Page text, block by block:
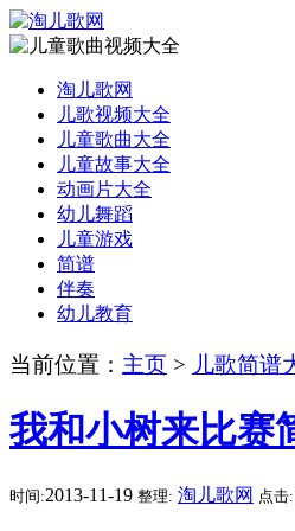
淘儿歌网
儿歌视频大全
儿童歌曲大全
儿童故事大全
动画片大全
幼儿舞蹈
儿童游戏
简谱
伴奏
幼儿教育
当前位置： 主页 > 儿歌简谱
我和小树来比赛
时间:2013-11-19 整理: 淘儿歌网 点击: